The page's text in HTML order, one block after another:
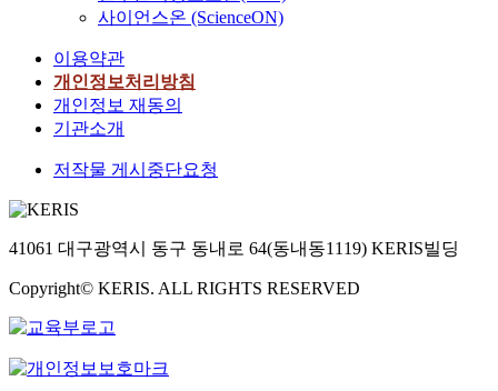
사이언스온 (ScienceON)
이용약관
개인정보처리방침
개인정보 재동의
기관소개
저작물 게시중단요청
41061 대구광역시 동구 동내로 64(동내동1119) KERIS빌딩
Copyright© KERIS. ALL RIGHTS RESERVED